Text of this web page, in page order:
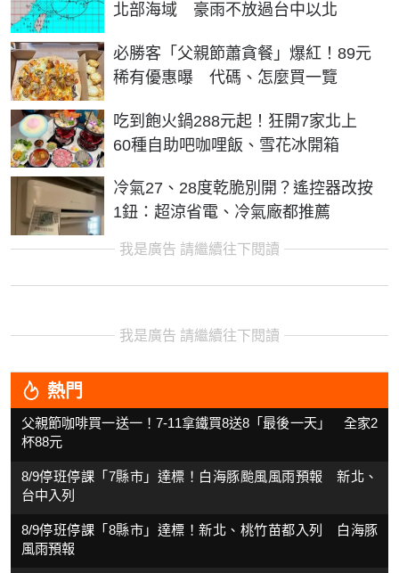
北部海域 豪雨不放過台中以北
必勝客「父親節蕭貪餐」爆紅！89元
稀有優惠曝 代碼、怎麼買一覽
吃到飽火鍋288元起！狂開7家北上
60種自助吧咖哩飯、雪花冰開箱
冷氣27、28度乾脆別開？遙控器改按
1鈕：超涼省電、冷氣廠都推薦
我是廣告 請繼續往下閱讀
我是廣告 請繼續往下閱讀
熱門
父親節咖啡買一送一！7-11拿鐵買8送8「最後一天」 全家2
杯88元
8/9停班停課「7縣市」達標！白海豚颱風風雨預報 新北、
台中入列
8/9停班停課「8縣市」達標！新北、桃竹苗都入列 白海豚
風雨預報